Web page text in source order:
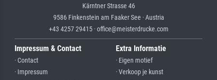
Kärntner Strasse 46
9586 Finkenstein am Faaker See · Austria
+43 4257 29415 · office@meisterdrucke.com
Impressum & Contact
· Contact
· Impressum
Extra Informatie
· Eigen motief
· Verkoop je kunst